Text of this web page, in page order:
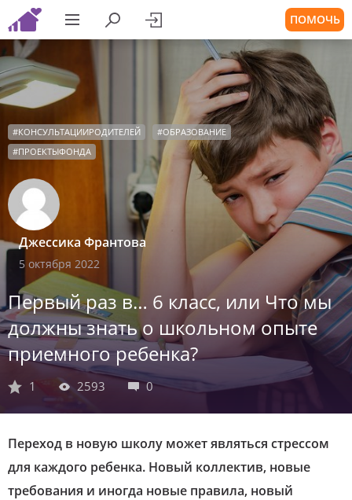
ПОМОЧЬ
#КОНСУЛЬТАЦИИРОДИТЕЛЕЙ #ОБРАЗОВАНИЕ
#ПРОЕКТЫФОНДА
Джессика Франтова
5 октября 2022
Первый раз в… 6 класс, или Что мы
должны знать о школьном опыте
приемного ребенка?
1 2593 0
Переход в новую школу может являться стрессом
для каждого ребенка. Новый коллектив, новые
требования и иногда новые правила, новый